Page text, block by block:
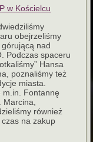
w Kościelcu
obejrzeliśmy
nad
Podczas spaceru
Hansa
poznaliśmy też
miasta.
m.in. Fontannę
również
czas na zakup